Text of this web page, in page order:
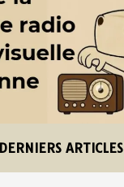
DERNIERS ARTICLES